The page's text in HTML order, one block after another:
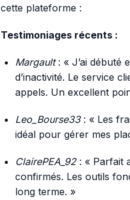
cette plateforme :
Testimoniages récents :
Margault: « J’ai débuté
d’inactivité. Le service
appels. Un excellent
Leo_Bourse33: « Les
idéal pour gérer mes
ClairePEA_92: « Parfait
confirmés. Les outils
long terme. »